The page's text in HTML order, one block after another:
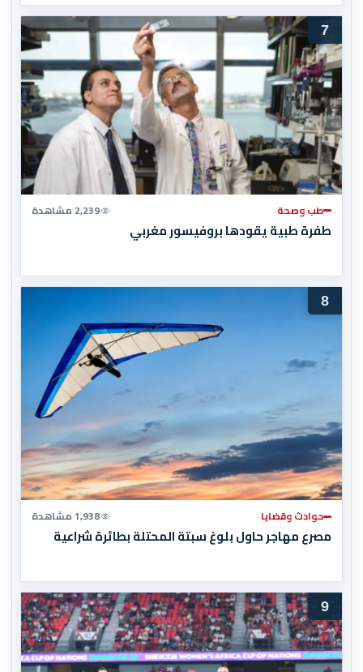
7
طب وصحة 2,239 مشاهدة
طفرة طبية يقودها بروفيسور مغربي
8
حوادث وقضايا 1,938 مشاهدة
مصرع مهاجر حاول بلوغ سبتة المحتلة بطائرة شراعية
9